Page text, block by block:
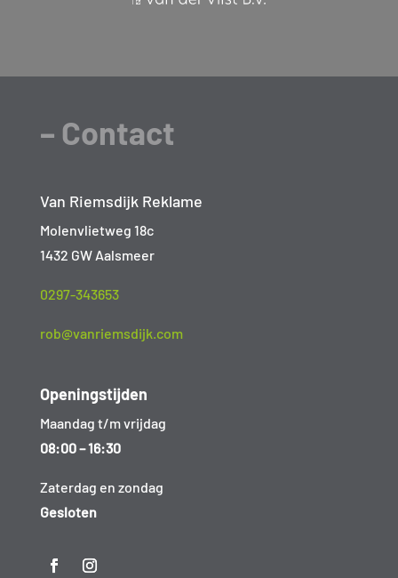
– Contact
Van Riemsdijk Reklame
Molenvlietweg 18c
1432 GW Aalsmeer
0297-343653
rob@vanriemsdijk.com
Openingstijden
Maandag t/m vrijdag
08:00 – 16:30
Zaterdag en zondag
Gesloten